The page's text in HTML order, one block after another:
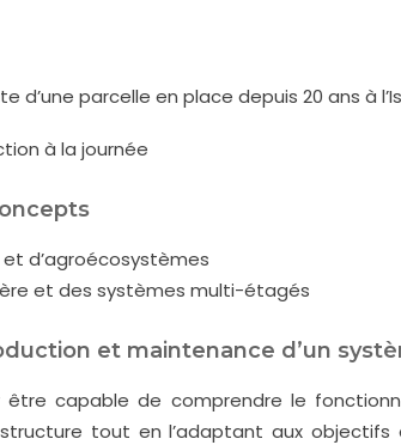
d’une parcelle en place depuis 20 ans à
à la journée
d’agroécosystèmes
et des systèmes multi-étagés
et maintenance d’un
être capable de comprendre le
tout en l’adaptant aux